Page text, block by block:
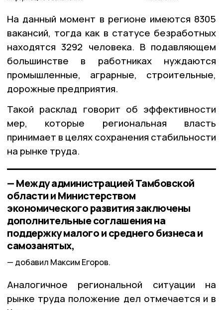
На данный момент в регионе имеются 8305
вакансий, тогда как в статусе безработных
находятся 3292 человека. В подавляющем
большинстве в работниках нуждаются
промышленные, аграрные, строительные,
дорожные предприятия.
Такой расклад говорит об эффективности
мер, которые региональная власть
принимает в целях сохранения стабильности
на рынке труда.
— Между администрацией Тамбовской
области и Министерством
экономического развития заключены
дополнительные соглашения на
поддержку малого и среднего бизнеса и
самозанятых,
добавил Максим Егоров.
Аналогичное региональной ситуации на
рынке труда положение дел отмечается и в